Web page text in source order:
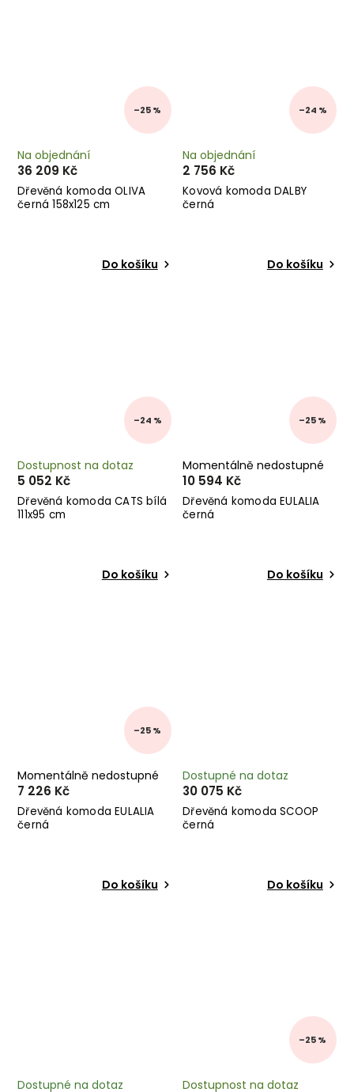
–25 %
Dřevěná komoda OLIVA
černá 158x125 cm
Na objednání
36 209 Kč
Do košíku
–24 %
Kovová komoda DALBY
černá
Na objednání
2 756 Kč
Do košíku
–24 %
Dřevěná komoda CATS bílá
111x95 cm
Dostupnost na dotaz
5 052 Kč
Do košíku
–25 %
Dřevěná komoda EULALIA
černá
Momentálně nedostupné
10 594 Kč
Do košíku
–25 %
Dřevěná komoda EULALIA
černá
Momentálně nedostupné
7 226 Kč
Do košíku
Dřevěná komoda SCOOP
černá
Dostupné na dotaz
30 075 Kč
Do košíku
Dostupné na dotaz
–25 %
Dostupnost na dotaz